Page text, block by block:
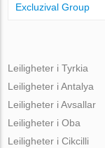
Excluzival Group
Leiligheter i Tyrkia
Leiligheter i Antalya
Leiligheter i Avsallar
Leiligheter i Oba
Leiligheter i Cikcilli